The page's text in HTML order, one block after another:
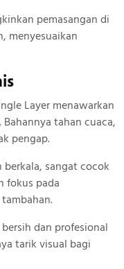
pemasangan di
menyesuaikan
Layer menawarkan
tahan cuaca,
pengap.
sangat cocok
fokus pada
dan profesional
tarik visual bagi